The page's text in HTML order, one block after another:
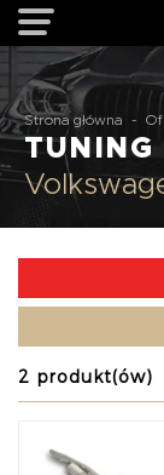
Strona główna -
TUNING
2 produkt(ów)